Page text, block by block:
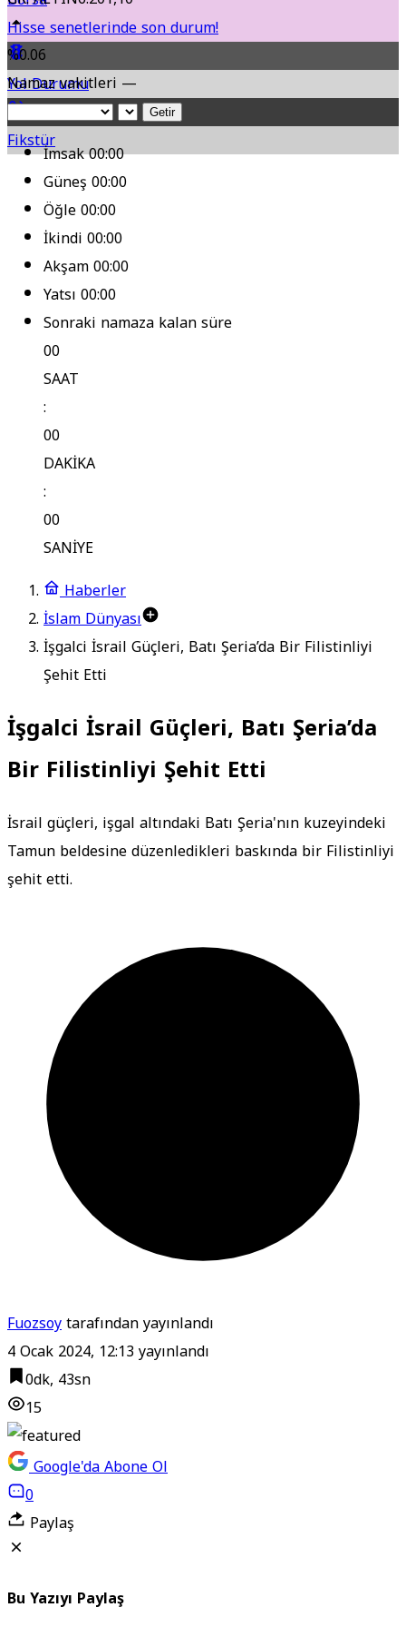
Hisse senetlerinde son durum!
Yol Durumu
Fikstür
%0.06
Namaz vakitleri —
Getir
İmsak00:00
Güneş00:00
Öğle00:00
İkindi00:00
Akşam00:00
Yatsı00:00
Sonraki namaza kalan süre
00
SAAT
:
00
DAKİKA
:
00
SANİYE
Haberler
İslam Dünyası
İşgalci İsrail Güçleri, Batı Şeria’da Bir Filistinliyi
Şehit Etti
İşgalci İsrail Güçleri, Batı Şeria’da
Bir Filistinliyi Şehit Etti
İsrail güçleri, işgal altındaki Batı Şeria'nın kuzeyindeki
Tamun beldesine düzenledikleri baskında bir Filistinliyi
şehit etti.
Fuozsoytarafından yayınlandı
4 Ocak 2024, 12:13yayınlandı
0dk, 43sn
15
Google'da Abone Ol
0
Paylaş
Bu Yazıyı Paylaş